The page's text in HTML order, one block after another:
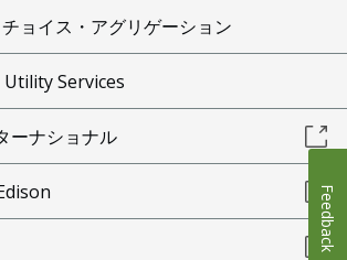
ョイス・アグリゲーション
Services
ーナショナル
Feedback